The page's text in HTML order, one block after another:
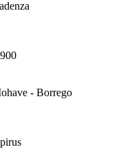
- Borrego